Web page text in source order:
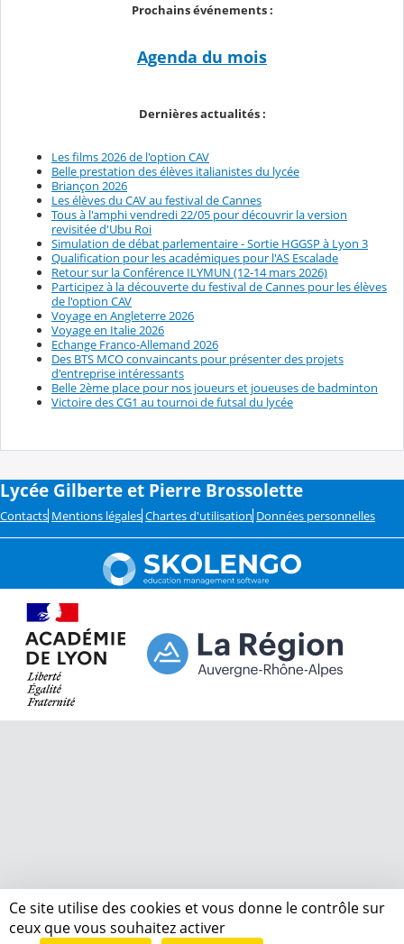
Prochains événements :
Agenda du mois
Dernières actualités :
Les films 2026 de l'option CAV
Belle prestation des élèves italianistes du lycée
Briançon 2026
Les élèves du CAV au festival de Cannes
Tous à l'amphi vendredi 22/05 pour découvrir la version
revisitée d'Ubu Roi
Simulation de débat parlementaire - Sortie HGGSP à Lyon 3
Qualification pour les académiques pour l'AS Escalade
Retour sur la Conférence ILYMUN (12-14 mars 2026)
Participez à la découverte du festival de Cannes pour les élèves
de l'option CAV
Voyage en Angleterre 2026
Voyage en Italie 2026
Echange Franco-Allemand 2026
Des BTS MCO convaincants pour présenter des projets
d'entreprise intéressants
Belle 2ème place pour nos joueurs et joueuses de badminton
Victoire des CG1 au tournoi de futsal du lycée
Lycée Gilberte et Pierre Brossolette
Contacts Mentions légales Chartes d'utilisation Données personnelles
Ce site utilise des cookies et vous donne le contrôle sur
ceux que vous souhaitez activer